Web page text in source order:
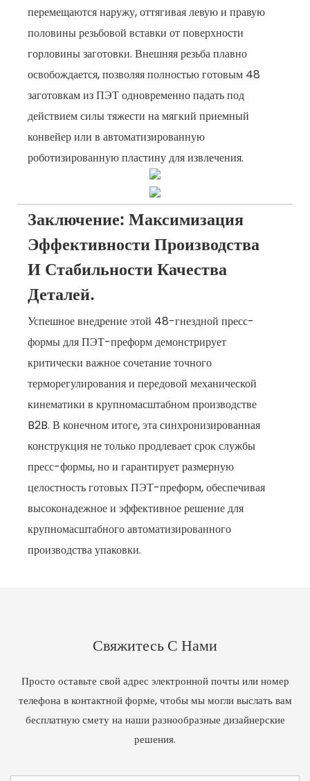
перемещаются наружу, оттягивая левую и правую
половины резьбовой вставки от поверхности
горловины заготовки. Внешняя резьба плавно
освобождается, позволяя полностью готовым 48
заготовкам из ПЭТ одновременно падать под
действием силы тяжести на мягкий приемный
конвейер или в автоматизированную
роботизированную пластину для извлечения.
Заключение: Максимизация
Эффективности Производства
И Стабильности Качества
Деталей.
Успешное внедрение этой 48-гнездной пресс-
формы для ПЭТ-преформ демонстрирует
критически важное сочетание точного
терморегулирования и передовой механической
кинематики в крупномасштабном производстве
B2B. В конечном итоге, эта синхронизированная
конструкция не только продлевает срок службы
пресс-формы, но и гарантирует размерную
целостность готовых ПЭТ-преформ, обеспечивая
высоконадежное и эффективное решение для
крупномасштабного автоматизированного
производства упаковки.
Свяжитесь С Нами
Просто оставьте свой адрес электронной почты или номер
телефона в контактной форме, чтобы мы могли выслать вам
бесплатную смету на наши разнообразные дизайнерские
решения.